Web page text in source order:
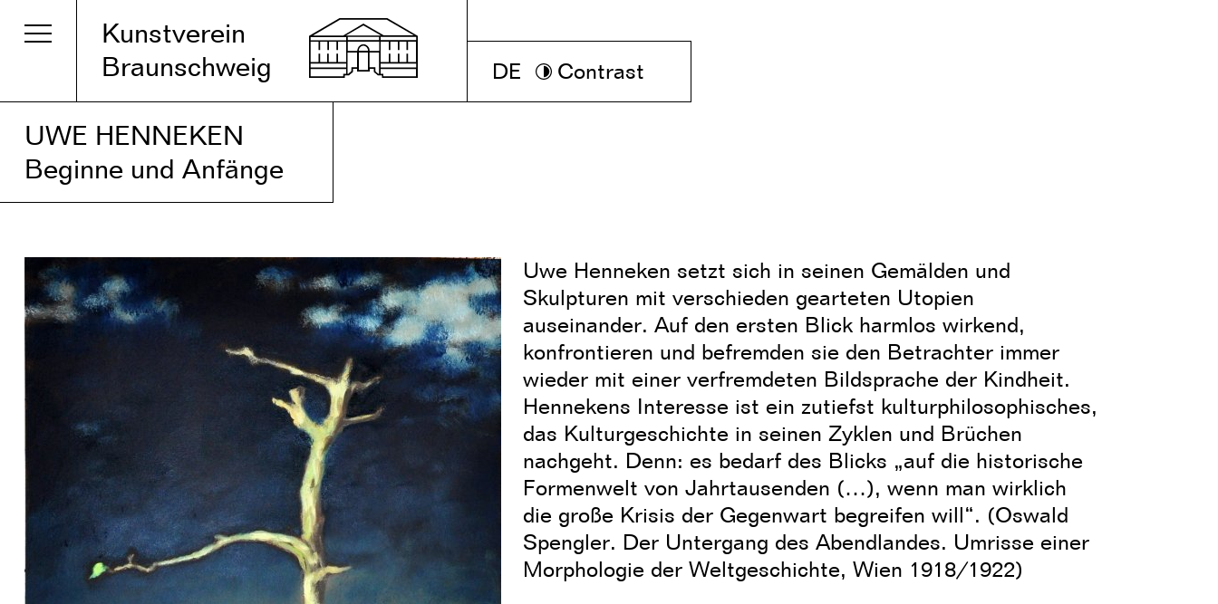
Kunstverein
Braunschweig
DE Contrast
UWE HENNEKEN
Beginne und Anfänge
Uwe Henneken setzt sich in seinen Gemälden und
Skulpturen mit verschieden gearteten Utopien
auseinander. Auf den ersten Blick harmlos wirkend,
konfrontieren und befremden sie den Betrachter immer
wieder mit einer verfremdeten Bildsprache der Kindheit.
Hennekens Interesse ist ein zutiefst kulturphilosophisches,
das Kulturgeschichte in seinen Zyklen und Brüchen
nachgeht. Denn: es bedarf des Blicks „auf die historische
Formenwelt von Jahrtausenden (…), wenn man wirklich
die große Krisis der Gegenwart begreifen will“. (Oswald
Spengler. Der Untergang des Abendlandes. Umrisse einer
Morphologie der Weltgeschichte, Wien 1918/1922)